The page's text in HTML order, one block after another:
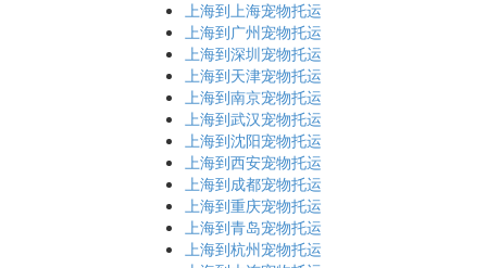
上海到上海宠物托运
上海到广州宠物托运
上海到深圳宠物托运
上海到天津宠物托运
上海到南京宠物托运
上海到武汉宠物托运
上海到沈阳宠物托运
上海到西安宠物托运
上海到成都宠物托运
上海到重庆宠物托运
上海到青岛宠物托运
上海到杭州宠物托运